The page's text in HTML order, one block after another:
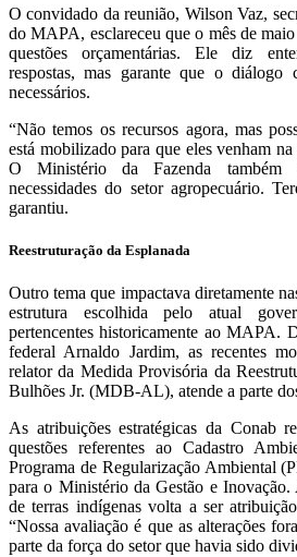
O convidado da reunião, Wilson Vaz,
do MAPA, esclareceu que o mês de
questões orçamentárias. Ele diz
respostas, mas garante que o diálogo
necessários.
“Não temos os recursos agora, mas
está mobilizado para que eles venham
O Ministério da Fazenda também
necessidades do setor agropecuário.
garantiu.
Reestruturação da Esplanada
Outro tema que impactava diretamente
estrutura escolhida pelo atual
pertencentes historicamente ao MAPA.
federal Arnaldo Jardim, as recentes
relator da Medida Provisória da
Bulhões Jr. (MDB-AL), atende a parte
As atribuições estratégicas da Conab
questões referentes ao Cadastro
Programa de Regularização Ambiental
para o Ministério da Gestão e Inovação.
de terras indígenas volta a ser
“Nossa avaliação é que as alterações
parte da força do setor que havia sido